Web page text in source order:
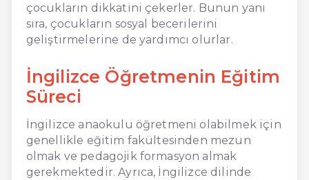
çocukların dikkatini çekerler. Bunun yanı
sıra, çocukların sosyal becerilerini
geliştirmelerine de yardımcı olurlar.
İngilizce Öğretmenin Eğitim
Süreci
İngilizce anaokulu öğretmeni olabilmek için
genellikle eğitim fakültesinden mezun
olmak ve pedagojik formasyon almak
gerekmektedir. Ayrıca, İngilizce dilinde